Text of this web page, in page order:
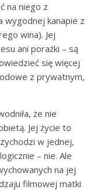
na niego z
wygodnej kanapie z
wina). Jej
ani porażki – są
się więcej
z prywatnym,
że nie
Jej życie to
w jednej,
– nie. Ale
na jej
filmowej matki